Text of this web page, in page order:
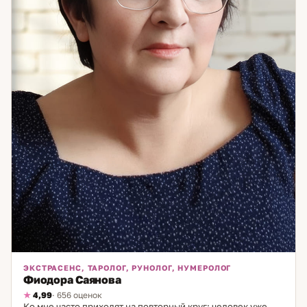
ЭКСТРАСЕНС, ТАРОЛОГ, РУНОЛОГ, НУМЕРОЛОГ
Фиодора Саянова
4,99· 656 оценок